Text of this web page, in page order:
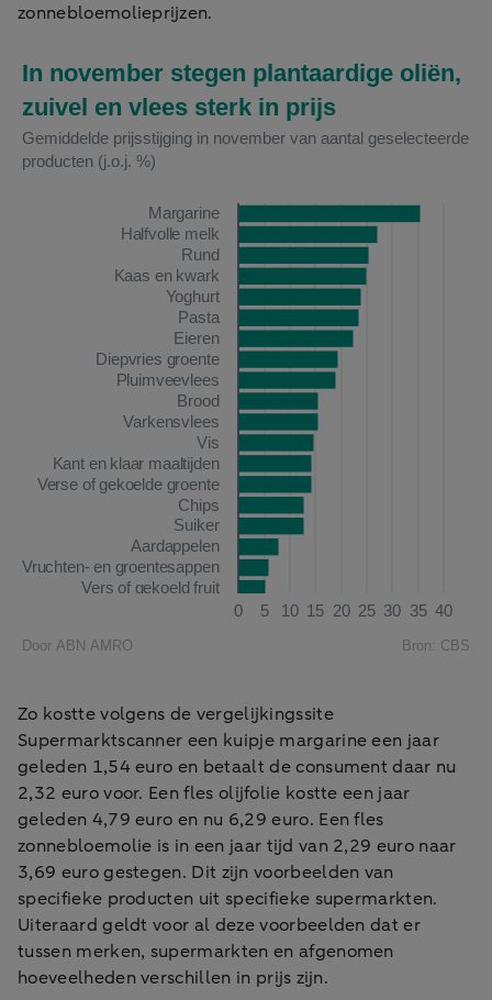
zonnebloemolieprijzen.
Zo kostte volgens de vergelijkingssite
Supermarktscanner een kuipje margarine een jaar
geleden 1,54 euro en betaalt de consument daar nu
2,32 euro voor. Een fles olijfolie kostte een jaar
geleden 4,79 euro en nu 6,29 euro. Een fles
zonnebloemolie is in een jaar tijd van 2,29 euro naar
3,69 euro gestegen. Dit zijn voorbeelden van
specifieke producten uit specifieke supermarkten.
Uiteraard geldt voor al deze voorbeelden dat er
tussen merken, supermarkten en afgenomen
hoeveelheden verschillen in prijs zijn.